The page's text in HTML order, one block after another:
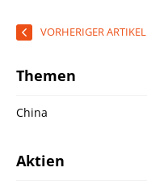
VORHERIGER ARTIKEL
Themen
China
Aktien